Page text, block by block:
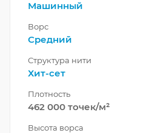
Машинный
Ворс
Средний
Структура нити
Хит-сет
Плотность
462 000 точек/м²
Высота ворса